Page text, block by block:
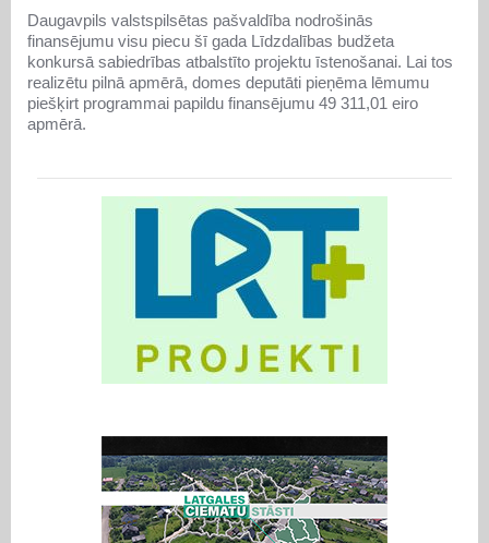
Daugavpils valstspilsētas pašvaldība nodrošinās
finansējumu visu piecu šī gada Līdzdalības budžeta
konkursā sabiedrības atbalstīto projektu īstenošanai. Lai tos
realizētu pilnā apmērā, domes deputāti pieņēma lēmumu
piešķirt programmai papildu finansējumu 49 311,01 eiro
apmērā.